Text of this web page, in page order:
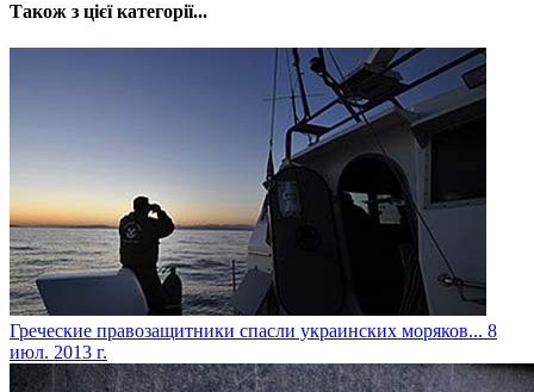
Також з цієї категорії...
Греческие правозащитники спасли украинских моряков... 8
июл. 2013 г.